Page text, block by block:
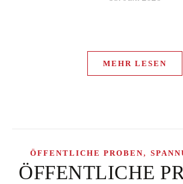
MEHR LESEN
ÖFFENTLICHE PROBEN,
ÖFFENTLICHE